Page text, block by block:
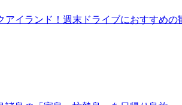
アイランド！週末ドライブにおすすめの